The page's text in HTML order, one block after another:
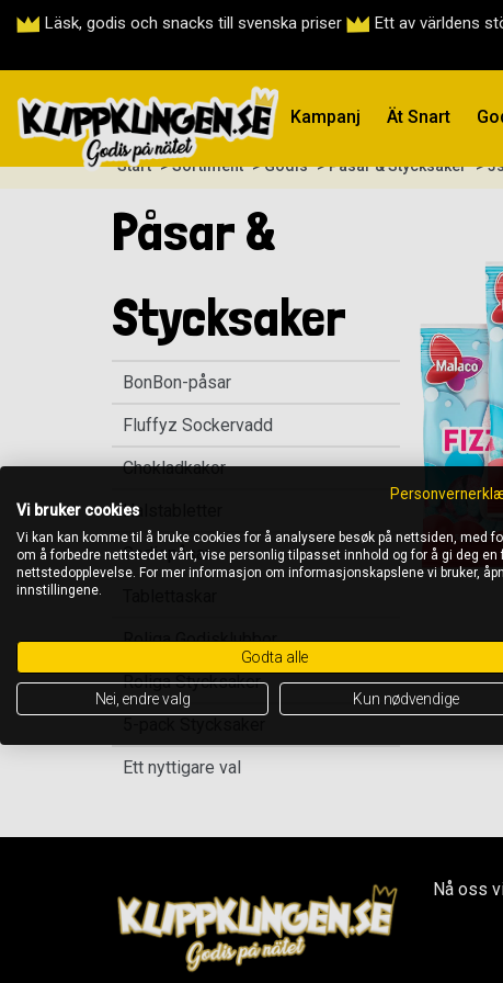
Läsk, godis och snacks till svenska priser Ett av världens
Kampanj Ät Snart
Start > Sortiment > Godis > Påsar & Stycksaker >
Påsar &
Stycksaker
BonBon-påsar
Fluffyz Sockervadd
Chokladkakor
Halstabletter
Godispåsar
Roliga Godisklubbor
Roliga Stycksaker
Ett nyttigare val
Nå oss
Vi bruker cookies
Vi kan kan komme til å bruke cookies for å analysere besøk på nettsiden, med
om å forbedre nettstedet vårt, vise personlig tilpasset innhold og for å gi deg en
nettstedopplevelse. For mer informasjon om informasjonskapslene vi bruker,
innstillingene.
Godta alle
Nei, endre valg Kun nødvendige